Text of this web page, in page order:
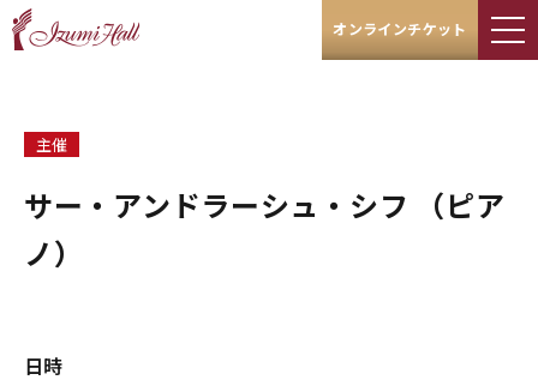
オンラインチケット
主催
サー・アンドラーシュ・シフ （ピア
ノ）
日時